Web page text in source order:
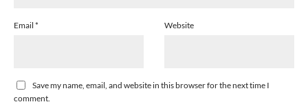
Email * Website
Save my name, email, and website in this browser for the next time I
comment.